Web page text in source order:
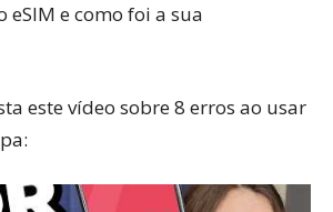
eSIM e como foi a sua
este vídeo sobre 8 erros ao usar